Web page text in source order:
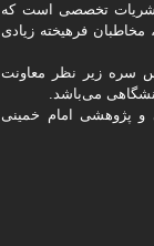
نشریات تخصصی است که
فرهیخته‌ زیادی
سره زیر نظر معاونت
و پژوهشی امام خمینی